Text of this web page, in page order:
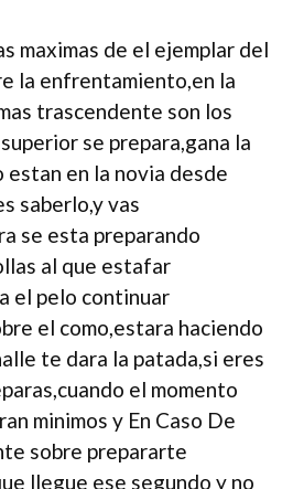
maximas de el ejemplar del
la enfrentamiento,en la
trascendente son los
se prepara,gana la
en la novia desde
saberlo,y vas
se esta preparando
al que estafar
el pelo continuar
el como,estara haciendo
te dara la patada,si eres
el momento
minimos y En Caso De
sobre prepararte
llegue ese segundo y no